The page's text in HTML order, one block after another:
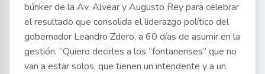
búnker de la Av. Alvear y Augusto Rey para celebrar
el resultado que consolida el liderazgo político del
gobernador Leandro Zdero, a 60 días de asumir en la
gestión. “Quiero decirles a los “fontanenses” que no
van a estar solos, que tienen un intendente y a un